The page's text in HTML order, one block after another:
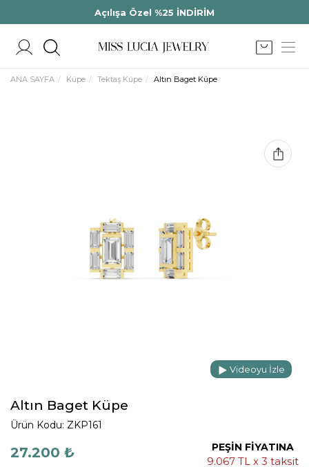
Açılışa Özel %25 İNDİRİM
ANA SAYFA Küpe Tektaş Küpe Altın Baget Küpe
Videoyu İzle
Altın Baget Küpe
Ürün Kodu: ZKP161
27.200 ₺ PEŞİN FİYATINA
9.067 TL x 3 taksit